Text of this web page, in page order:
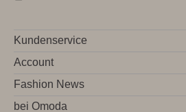
Kundenservice
Account
Fashion News
bei Omoda